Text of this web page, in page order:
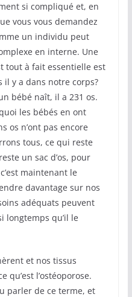
si compliqué et, en
vous vous demandez
un individu peut
en interne. Une
tout à fait essentielle est
il y a dans notre corps?
bébé naît, il a 231 os.
les bébés en ont
os n’ont pas encore
tous, ce qui reste
un sac d’os, pour
maintenant le
davantage sur nos
adéquats peuvent
longtemps qu’il le
et nos tissus
qu’est l’ostéoporose.
parler de ce terme, et